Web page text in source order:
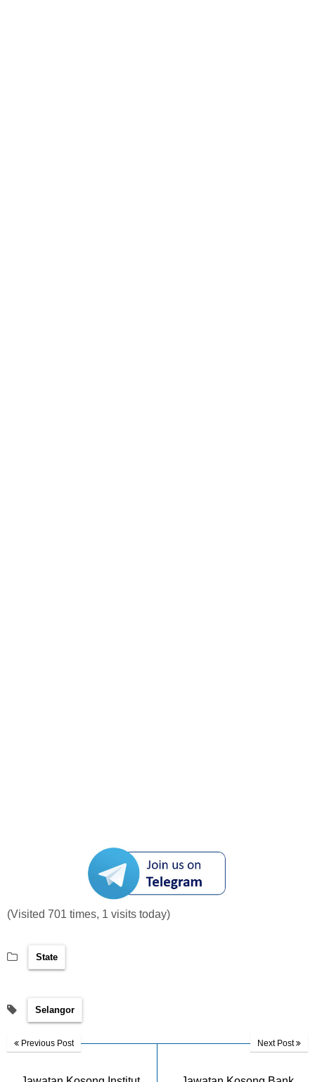
(Visited 701 times, 1 visits today)
State
Selangor
Previous Post Next Post